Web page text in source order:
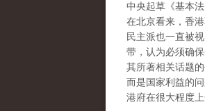
中央起草《基本
在北京看来，香
民主派也一直被
带，认为必须确
其所著相关话题
而是国家利益的
港府在很大程度